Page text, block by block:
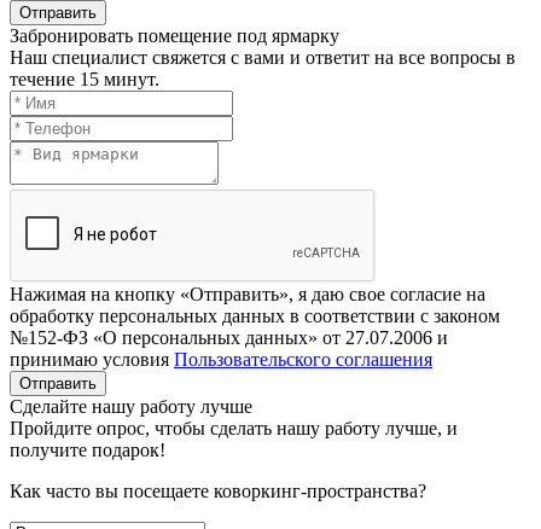
Отправить
Забронировать помещение под ярмарку
Наш специалист свяжется с вами и ответит на все вопросы в
течение 15 минут.
Нажимая на кнопку «Отправить», я даю свое согласие на
обработку персональных данных в соответствии с законом
№152-ФЗ «О персональных данных» от 27.07.2006 и
принимаю условия Пользовательского соглашения
Отправить
Сделайте нашу работу лучше
Пройдите опрос, чтобы сделать нашу работу лучше, и
получите подарок!
Как часто вы посещаете коворкинг-пространства?